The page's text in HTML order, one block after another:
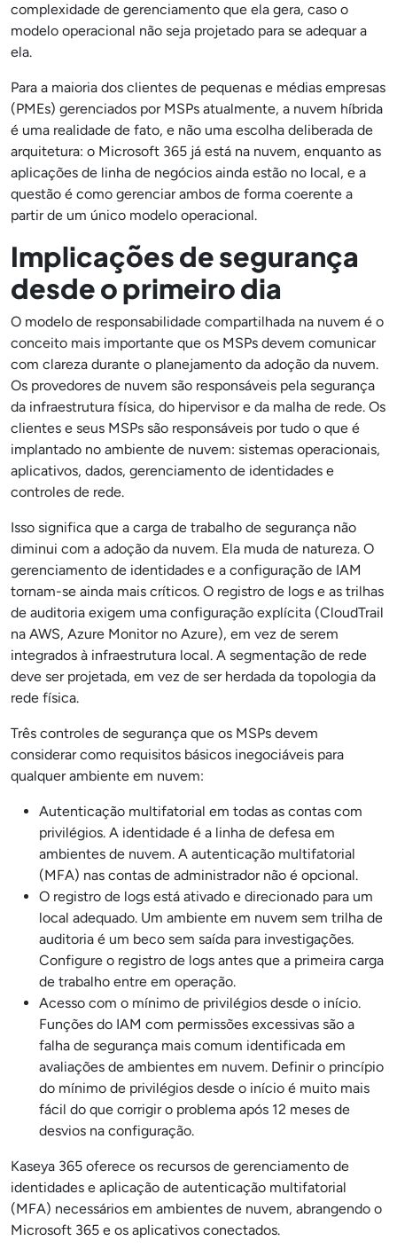
complexidade de gerenciamento que ela gera, caso o
modelo operacional não seja projetado para se adequar a
ela.
Para a maioria dos clientes de pequenas e médias empresas
(PMEs) gerenciados por MSPs atualmente, a nuvem híbrida
é uma realidade de fato, e não uma escolha deliberada de
arquitetura: o Microsoft 365 já está na nuvem, enquanto as
aplicações de linha de negócios ainda estão no local, e a
questão é como gerenciar ambos de forma coerente a
partir de um único modelo operacional.
Implicações de segurança
desde o primeiro dia
O modelo de responsabilidade compartilhada na nuvem é o
conceito mais importante que os MSPs devem comunicar
com clareza durante o planejamento da adoção da nuvem.
Os provedores de nuvem são responsáveis pela segurança
da infraestrutura física, do hipervisor e da malha de rede. Os
clientes e seus MSPs são responsáveis por tudo o que é
implantado no ambiente de nuvem: sistemas operacionais,
aplicativos, dados, gerenciamento de identidades e
controles de rede.
Isso significa que a carga de trabalho de segurança não
diminui com a adoção da nuvem. Ela muda de natureza. O
gerenciamento de identidades e a configuração de IAM
tornam-se ainda mais críticos. O registro de logs e as trilhas
de auditoria exigem uma configuração explícita (CloudTrail
na AWS, Azure Monitor no Azure), em vez de serem
integrados à infraestrutura local. A segmentação de rede
deve ser projetada, em vez de ser herdada da topologia da
rede física.
Três controles de segurança que os MSPs devem
considerar como requisitos básicos inegociáveis para
qualquer ambiente em nuvem:
Autenticação multifatorial em todas as contas com
privilégios. A identidade é a linha de defesa em
ambientes de nuvem. A autenticação multifatorial
(MFA) nas contas de administrador não é opcional.
O registro de logs está ativado e direcionado para um
local adequado. Um ambiente em nuvem sem trilha de
auditoria é um beco sem saída para investigações.
Configure o registro de logs antes que a primeira carga
de trabalho entre em operação.
Acesso com o mínimo de privilégios desde o início.
Funções do IAM com permissões excessivas são a
falha de segurança mais comum identificada em
avaliações de ambientes em nuvem. Definir o princípio
do mínimo de privilégios desde o início é muito mais
fácil do que corrigir o problema após 12 meses de
desvios na configuração.
Kaseya 365 oferece os recursos de gerenciamento de
identidades e aplicação de autenticação multifatorial
(MFA) necessários em ambientes de nuvem, abrangendo o
Microsoft 365 e os aplicativos conectados.